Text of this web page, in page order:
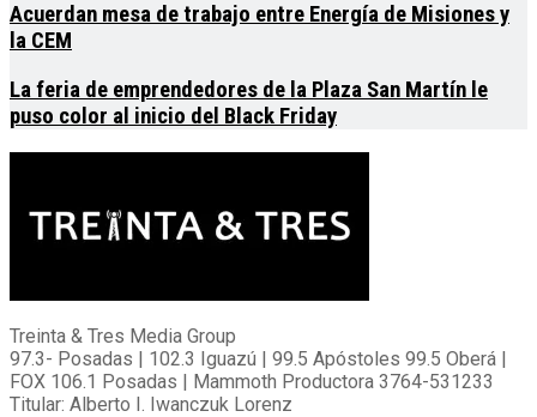
Acuerdan mesa de trabajo entre Energía de Misiones y
la CEM
La feria de emprendedores de la Plaza San Martín le
puso color al inicio del Black Friday
Treinta & Tres Media Group
97.3- Posadas | 102.3 Iguazú | 99.5 Apóstoles 99.5 Oberá |
FOX 106.1 Posadas | Mammoth Productora 3764-531233
Titular: Alberto I. Iwanczuk Lorenz